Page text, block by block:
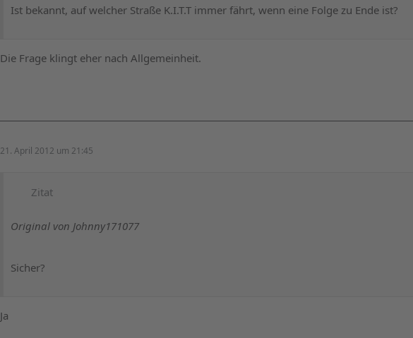
Ist bekannt, auf welcher Straße K.I.T.T immer fährt, wenn eine Folge zu Ende ist?
Die Frage klingt eher nach Allgemeinheit.
21. April 2012 um 21:45
Zitat
Original von Johnny171077
Sicher?
Ja